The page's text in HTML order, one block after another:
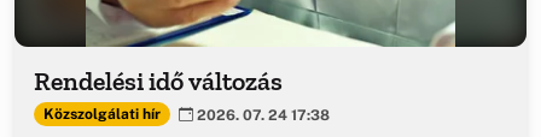
Rendelési idő változás
Közszolgálati hír 2026. 07. 24 17:38